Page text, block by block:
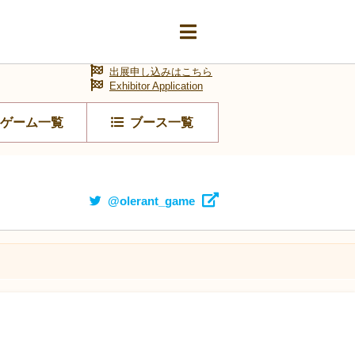
ゲーム一覧 ブース一覧
出展申し込みはこちら
Exhibitor Application
@olerant_game